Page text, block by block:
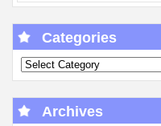
Categories
Archives